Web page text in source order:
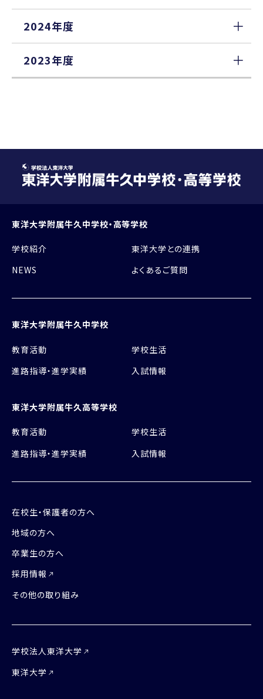
2024年度
2023年度
東洋大学附属牛久中学校・高等学校
学校紹介
東洋大学との連携
NEWS
よくあるご質問
東洋大学附属牛久中学校
教育活動
学校生活
進路指導・進学実績
入試情報
東洋大学附属牛久高等学校
教育活動
学校生活
進路指導・進学実績
入試情報
在校生・保護者の方へ
地域の方へ
卒業生の方へ
採用情報
その他の取り組み
学校法人東洋大学
東洋大学